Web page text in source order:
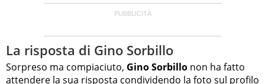
La risposta di Gino Sorbillo
Sorpreso ma compiaciuto, Gino Sorbillo non ha fatto
attendere la sua risposta condividendo la foto sul profilo